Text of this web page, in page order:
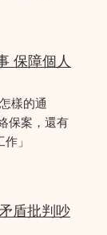
保障個人
樣的通
保案，還有
」
盾批判吵